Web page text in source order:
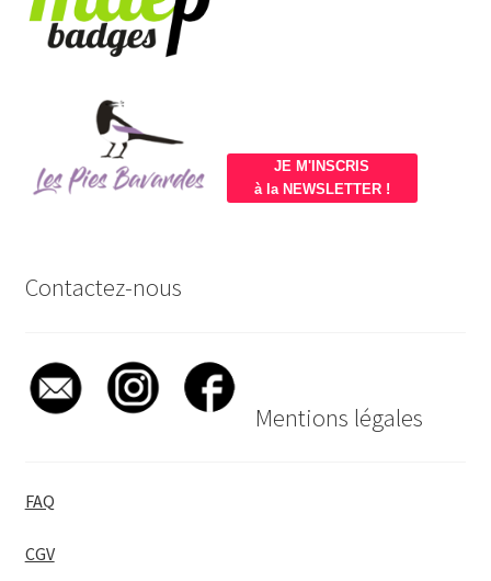
JE M'INSCRIS
à la NEWSLETTER !
Contactez-nous
Mentions légales
FAQ
CGV